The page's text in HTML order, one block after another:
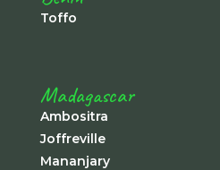
Toffo
Madagascar
Ambositra
Joffreville
Mananjary